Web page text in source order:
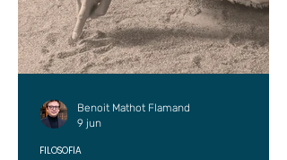
FILOSOFÍA
Benoit Mathot Flamand
9 jun